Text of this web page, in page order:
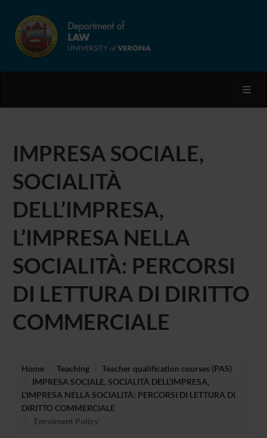
IMPRESA SOCIALE,
SOCIALITÀ
DELL’IMPRESA,
L’IMPRESA NELLA
SOCIALITÀ: PERCORSI
DI LETTURA DI DIRITTO
COMMERCIALE
Home Teaching
Teacher qualification courses (PAS)
IMPRESA SOCIALE, SOCIALITÀ DELL’IMPRESA,
L’IMPRESA NELLA SOCIALITÀ: PERCORSI DI LETTURA DI
DIRITTO COMMERCIALE
Enrolment Policy